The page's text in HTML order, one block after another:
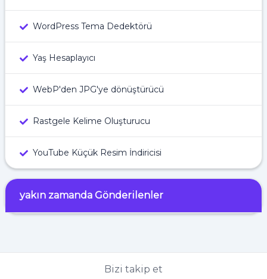
WordPress Tema Dedektörü
Yaş Hesaplayıcı
WebP'den JPG'ye dönüştürücü
Rastgele Kelime Oluşturucu
YouTube Küçük Resim İndiricisi
yakın zamanda Gönderilenler
Bizi takip et